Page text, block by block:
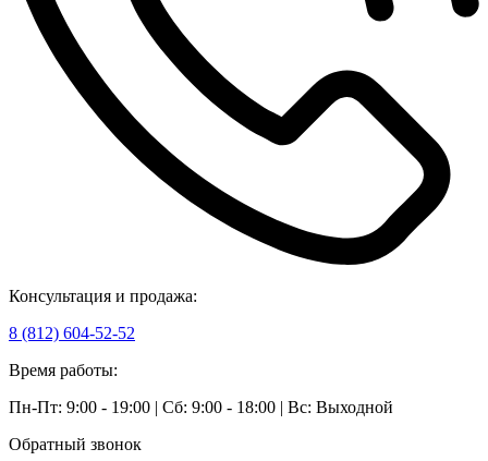
Консультация и продажа:
8 (812) 604-52-52
Время работы:
Пн-Пт: 9:00 - 19:00 | Сб: 9:00 - 18:00 | Вс: Выходной
Обратный звонок